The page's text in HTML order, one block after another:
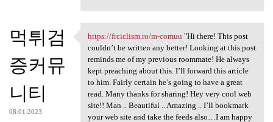
먹튀검
증커뮤
니티
08.01.2023
https://frciclism.ro/m-comuu
https://frciclism.ro/m-comuu "Hi there! This post
couldn’t be written any better! Looking at this post
reminds me of my previous roommate! He always
kept preaching about this. I’ll forward this article
to him. Fairly certain he’s going to have a great
read. Many thanks for sharing! Hey very cool web
site!! Man .. Beautiful .. Amazing .. I’ll bookmark
your web site and take the feeds also…I am happy